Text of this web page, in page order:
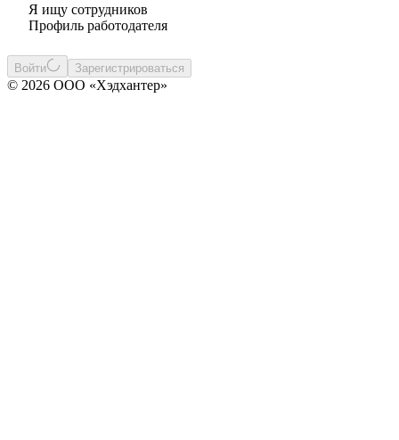
Я ищу сотрудников
Профиль работодателя
Войти Зарегистрироваться
© 2026 ООО «Хэдхантер»